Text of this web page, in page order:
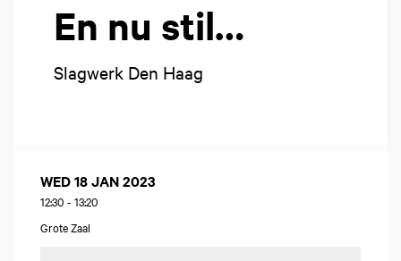
En nu stil…
Slagwerk Den Haag
WED 18 JAN 2023
12:30 - 13:20
Grote Zaal